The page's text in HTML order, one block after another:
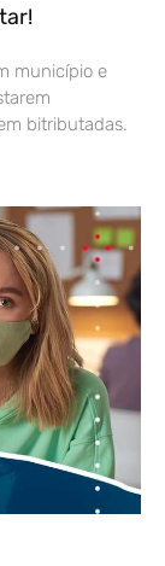
município e
bitributadas.